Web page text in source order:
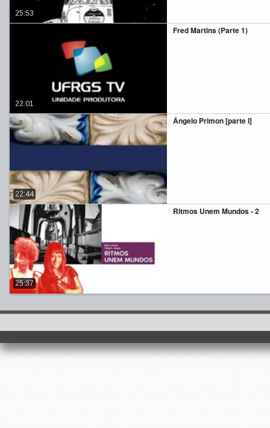
25:53
Fred Martins (Parte 1)
22:01
Ângelo Primon [parte I]
22:44
Ritmos Unem Mundos - 2
25:37